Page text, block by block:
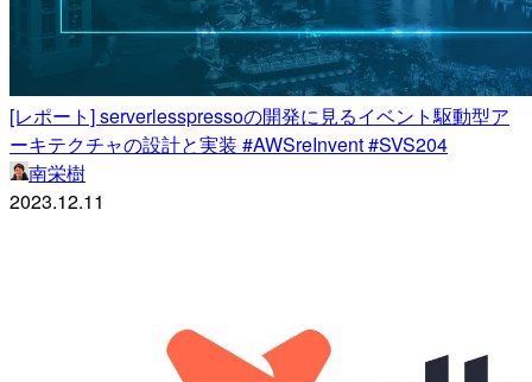
[レポート] serverlesspressoの開発に見るイベント駆動型ア
ーキテクチャの設計と実装 #AWSreInvent #SVS204
南栄樹
2023.12.11